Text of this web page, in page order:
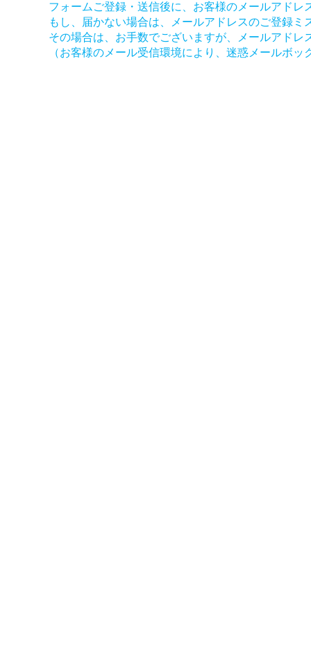
フォームご登録・送信後に、お客様のメールアド
もし、届かない場合は、メールアドレスのご登録ミ
その場合は、お手数でございますが、メールアド
（お客様のメール受信環境により、迷惑メールボ